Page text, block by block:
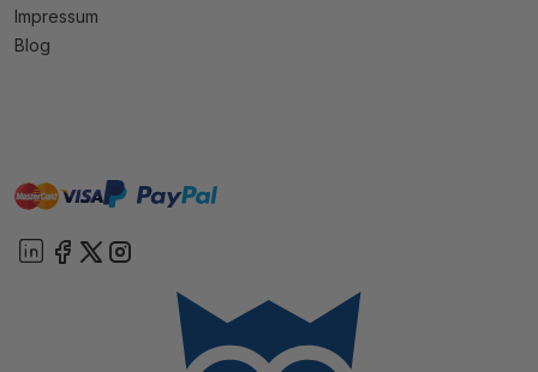
Impressum
Blog
mastervisa paypal